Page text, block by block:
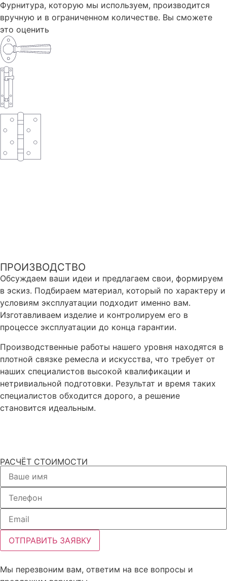
Фурнитура, которую мы используем, производится
вручную и в ограниченном количестве. Вы сможете
это оценить
ПРОИЗВОДСТВО
Обсуждаем ваши идеи и предлагаем свои, формируем
в эскиз. Подбираем материал, который по характеру и
условиям эксплуатации подходит именно вам.
Изготавливаем изделие и контролируем его в
процессе эксплуатации до конца гарантии.
Производственные работы нашего уровня находятся в
плотной связке ремесла и искусства, что требует от
наших специалистов высокой квалификации и
нетривиальной подготовки. Результат и время таких
специалистов обходится дорого, а решение
становится идеальным.
РАСЧЁТ СТОИМОСТИ
ОТПРАВИТЬ ЗАЯВКУ
Мы перезвоним вам, ответим на все вопросы и